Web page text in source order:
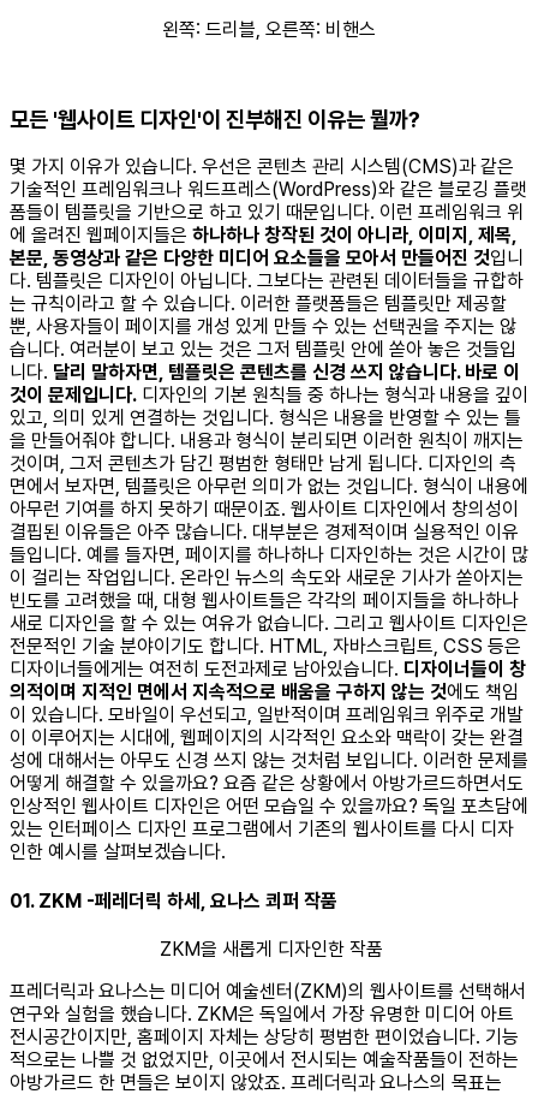
왼쪽: 드리블, 오른쪽: 비핸스
모든 '웹사이트 디자인'이 진부해진 이유는 뭘까?
몇 가지 이유가 있습니다. 우선은 콘텐츠 관리 시스템(CMS)과 같은
기술적인 프레임워크나 워드프레스(WordPress)와 같은 블로깅 플랫
폼들이 템플릿을 기반으로 하고 있기 때문입니다. 이런 프레임워크 위
에 올려진 웹페이지들은 하나하나 창작된 것이 아니라, 이미지, 제목,
본문, 동영상과 같은 다양한 미디어 요소들을 모아서 만들어진 것입니
다. 템플릿은 디자인이 아닙니다. 그보다는 관련된 데이터들을 규합하
는 규칙이라고 할 수 있습니다. 이러한 플랫폼들은 템플릿만 제공할
뿐, 사용자들이 페이지를 개성 있게 만들 수 있는 선택권을 주지는 않
습니다. 여러분이 보고 있는 것은 그저 템플릿 안에 쏟아 놓은 것들입
니다. 달리 말하자면, 템플릿은 콘텐츠를 신경 쓰지 않습니다. 바로 이
것이 문제입니다. 디자인의 기본 원칙들 중 하나는 형식과 내용을 깊이
있고, 의미 있게 연결하는 것입니다. 형식은 내용을 반영할 수 있는 틀
을 만들어줘야 합니다. 내용과 형식이 분리되면 이러한 원칙이 깨지는
것이며, 그저 콘텐츠가 담긴 평범한 형태만 남게 됩니다. 디자인의 측
면에서 보자면, 템플릿은 아무런 의미가 없는 것입니다. 형식이 내용에
아무런 기여를 하지 못하기 때문이죠. 웹사이트 디자인에서 창의성이
결핍된 이유들은 아주 많습니다. 대부분은 경제적이며 실용적인 이유
들입니다. 예를 들자면, 페이지를 하나하나 디자인하는 것은 시간이 많
이 걸리는 작업입니다. 온라인 뉴스의 속도와 새로운 기사가 쏟아지는
빈도를 고려했을 때, 대형 웹사이트들은 각각의 페이지들을 하나하나
새로 디자인을 할 수 있는 여유가 없습니다. 그리고 웹사이트 디자인은
전문적인 기술 분야이기도 합니다. HTML, 자바스크립트, CSS 등은
디자이너들에게는 여전히 도전과제로 남아있습니다. 디자이너들이 창
의적이며 지적인 면에서 지속적으로 배움을 구하지 않는 것에도 책임
이 있습니다. 모바일이 우선되고, 일반적이며 프레임워크 위주로 개발
이 이루어지는 시대에, 웹페이지의 시각적인 요소와 맥락이 갖는 완결
성에 대해서는 아무도 신경 쓰지 않는 것처럼 보입니다. 이러한 문제를
어떻게 해결할 수 있을까요? 요즘 같은 상황에서 아방가르드하면서도
인상적인 웹사이트 디자인은 어떤 모습일 수 있을까요? 독일 포츠담에
있는 인터페이스 디자인 프로그램에서 기존의 웹사이트를 다시 디자
인한 예시를 살펴보겠습니다. ​
01. ZKM -페레더릭 하세, 요나스 쾨퍼 작품
ZKM을 새롭게 디자인한 작품
프레더릭과 요나스는 미디어 예술센터(ZKM)의 웹사이트를 선택해서
연구와 실험을 했습니다. ZKM은 독일에서 가장 유명한 미디어 아트
전시공간이지만, 홈페이지 자체는 상당히 평범한 편이었습니다. 기능
적으로는 나쁠 것 없었지만, 이곳에서 전시되는 예술작품들이 전하는
아방가르드 한 면들은 보이지 않았죠. 프레더릭과 요나스의 목표는